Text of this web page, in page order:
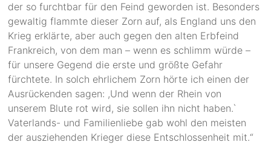
der so furchtbar für den Feind geworden ist. Besonders
gewaltig flammte dieser Zorn auf, als England uns den
Krieg erklärte, aber auch gegen den alten Erbfeind
Frankreich, von dem man – wenn es schlimm würde –
für unsere Gegend die erste und größte Gefahr
fürchtete. In solch ehrlichem Zorn hörte ich einen der
Ausrückenden sagen: ,Und wenn der Rhein von
unserem Blute rot wird, sie sollen ihn nicht haben.`
Vaterlands- und Familienliebe gab wohl den meisten
der ausziehenden Krieger diese Entschlossenheit mit.“